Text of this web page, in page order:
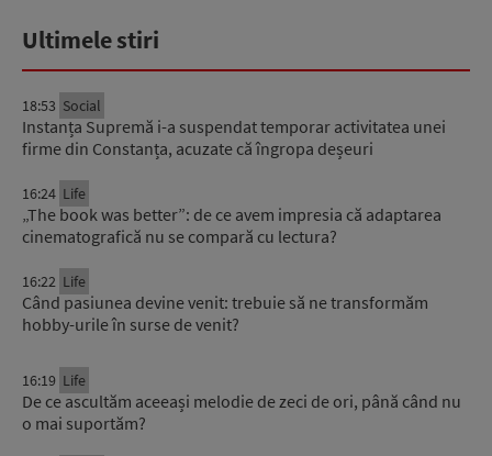
Ultimele stiri
18:53 Social
Instanța Supremă i-a suspendat temporar activitatea unei
firme din Constanța, acuzate că îngropa deșeuri
16:24 Life
„The book was better”: de ce avem impresia că adaptarea
cinematografică nu se compară cu lectura?
16:22 Life
Când pasiunea devine venit: trebuie să ne transformăm
hobby-urile în surse de venit?
16:19 Life
De ce ascultăm aceeași melodie de zeci de ori, până când nu
o mai suportăm?